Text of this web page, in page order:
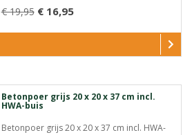
€ 19,95 € 16,95
Betonpoer grijs 20 x 20 x 37 cm incl.
HWA-buis
Betonpoer grijs 20 x 20 x 37 cm incl. HWA-